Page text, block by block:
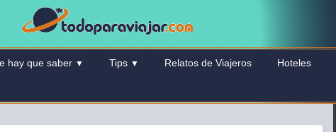
hay que saber ▼ Tips ▼ Relatos de Viajeros Hoteles